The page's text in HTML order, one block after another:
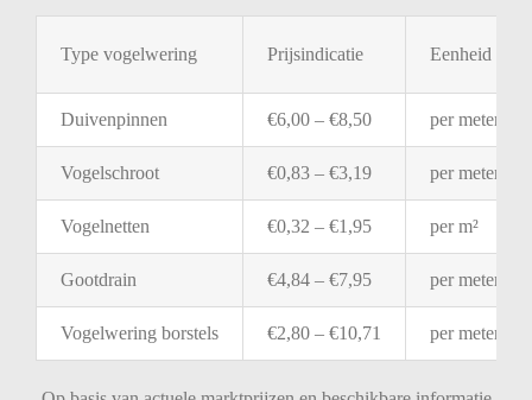
Type vogelwering Prijsindicatie Eenheid
Duivenpinnen €6,00 – €8,50 permeter
Vogelschroot €0,83 – €3,19 permeter
Vogelnetten €0,32 – €1,95 perm²
Gootdrain €4,84 – €7,95 permeter
Vogelwering borstels €2,80 – €10,71 permeter